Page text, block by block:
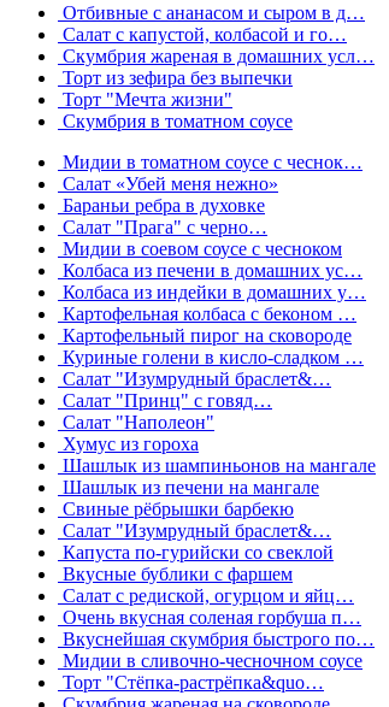
Отбивные с ананасом и сыром в д…
Салат с капустой, колбасой и го…
Скумбрия жареная в домашних усл…
Торт из зефира без выпечки
Торт "Мечта жизни"
Скумбрия в томатном соусе
Мидии в томатном соусе с чеснок…
Салат «Убей меня нежно»
Бараньи ребра в духовке
Салат "Прага" с черно…
Мидии в соевом соусе с чесноком
Колбаса из печени в домашних ус…
Колбаса из индейки в домашних у…
Картофельная колбаса с беконом …
Картофельный пирог на сковороде
Куриные голени в кисло-сладком …
Салат "Изумрудный браслет&…
Салат "Принц" с говяд…
Салат "Наполеон"
Хумус из гороха
Шашлык из шампиньонов на мангале
Шашлык из печени на мангале
Свиные рёбрышки барбекю
Салат "Изумрудный браслет&…
Капуста по-гурийски со свеклой
Вкусные бублики с фаршем
Салат с редиской, огурцом и яйц…
Очень вкусная соленая горбуша п…
Вкуснейшая скумбрия быстрого по…
Мидии в сливочно-чесночном соусе
Торт "Стёпка-растрёпка&quo…